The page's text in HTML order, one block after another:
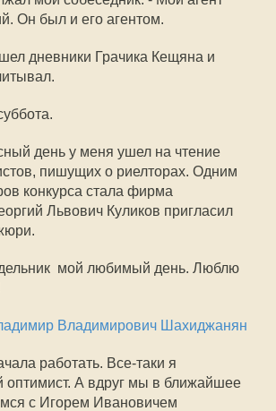
Он был и его агентом.
дневники Грачика Кещяна и
день у меня ушел на чтение
пишущих о риелторах. Одним
конкурса стала фирма
Львович Куликов пригласил
 мой любимый день. Люблю
Владимирович Шахиджанян
работать. Все-таки я
оптимист. А вдруг мы в ближайшее
с Игорем Ивановичем